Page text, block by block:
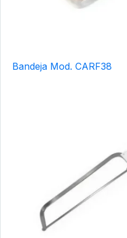
Bandeja Mod. CARF38